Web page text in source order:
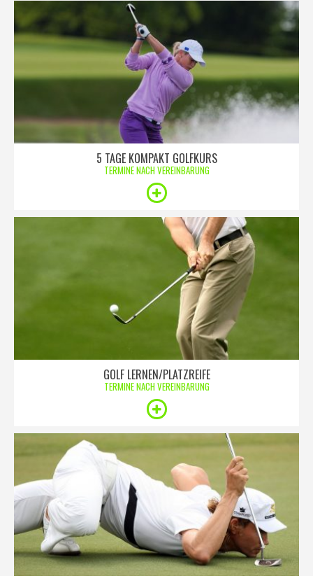
5 TAGE KOMPAKT GOLFKURS
TERMINE NACH VEREINBARUNG
GOLF LERNEN/PLATZREIFE
TERMINE NACH VEREINBARUNG